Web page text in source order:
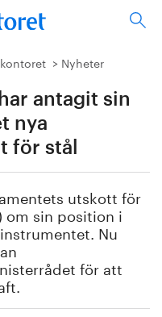
Nyheter
antagit sin
nya
för stål
utskott för
om sin position i
Nu
för att